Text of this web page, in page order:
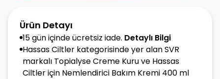
Ürün Detayı
15 gün içinde ücretsiz iade. Detaylı Bilgi
Hassas Ciltler kategorisinde yer alan SVR
markalı Topialyse Creme Kuru ve Hassas
Ciltler için Nemlendirici Bakım Kremi 400 ml